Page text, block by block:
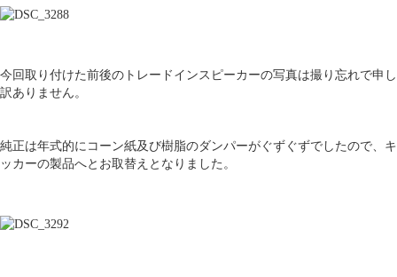
今回取り付けた前後のトレードインスピーカーの写真は撮り忘れで申し
訳ありません。
純正は年式的にコーン紙及び樹脂のダンパーがぐずぐずでしたので、キ
ッカーの製品へとお取替えとなりました。